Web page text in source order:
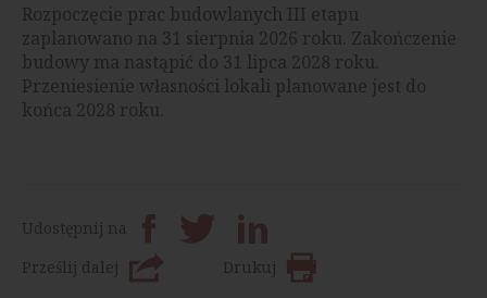
Rozpoczęcie prac budowlanych III etapu
zaplanowano na 31 sierpnia 2026 roku. Zakończenie
budowy ma nastąpić do 31 lipca 2028 roku.
Przeniesienie własności lokali planowane jest do
końca 2028 roku.
Udostępnij na
Prześlij dalej
Drukuj